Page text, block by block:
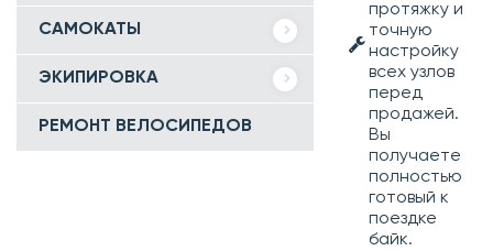
САМОКАТЫ
ЭКИПИРОВКА
РЕМОНТ ВЕЛОСИПЕДОВ
протяжку и
точную
настройку
всех узлов
перед
продажей.
Вы
получаете
полностью
готовый к
поездке
байк.